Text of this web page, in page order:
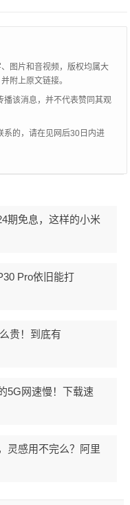
图片和音视频，版权均属大
附上原文链接。
播该消息，并不代表赞同其观
系的，请在见网后30日内进
期免息，这样的小米
Pro依旧能打
贵！到底有
5G网速慢！下载速
灵感用不完么？阿里